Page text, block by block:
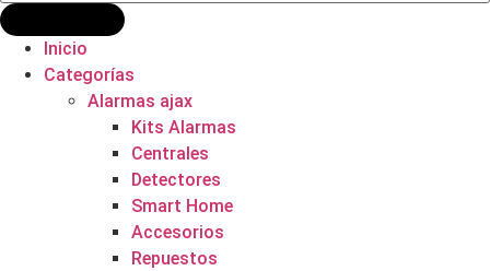
Inicio
Categorías
Alarmas ajax
Kits Alarmas
Centrales
Detectores
Smart Home
Accesorios
Repuestos